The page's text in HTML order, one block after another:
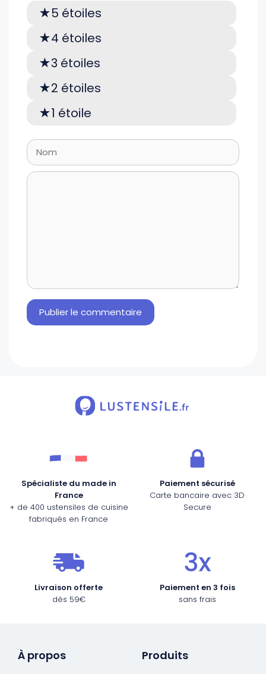
5 étoiles
4 étoiles
3 étoiles
2 étoiles
1 étoile
Spécialiste du made in
France
+ de 400 ustensiles de cuisine
fabriqués en France
Paiement sécurisé
Carte bancaire avec 3D
Secure
Livraison offerte
dès 59€
Paiement en 3 fois
sans frais
À propos Produits